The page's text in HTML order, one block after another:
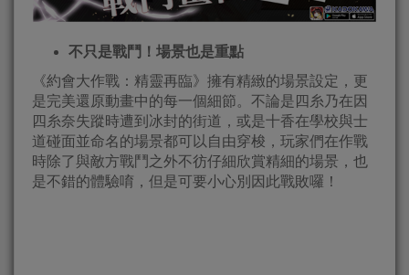
不只是戰鬥！場景也是重點
《約會大作戰：精靈再臨》擁有精緻的場景設定，更
是完美還原動畫中的每一個細節。不論是四糸乃在因
四糸奈失蹤時遭到冰封的街道，或是十香在學校與士
道碰面並命名的場景都可以自由穿梭，玩家們在作戰
時除了與敵方戰鬥之外不彷仔細欣賞精細的場景，也
是不錯的體驗唷，但是可要小心別因此戰敗囉！